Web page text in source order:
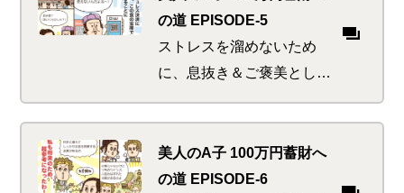
かめないのか！！
の道 EPISODE-5
ストレスを溜めないため
に、息抜き＆ご褒美として
中国を旅することにしたA
子。大いに満喫の後、実は
裏本命とも言える屋台食べ
歩きにでかけて起こる悲劇
美人のA子 100万円蓄財へ
の道 EPISODE-6